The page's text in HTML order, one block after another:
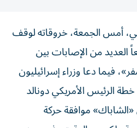
أمس الجمعة، خروقاته لوقف
العديد من الإصابات بين
فيما دعا وزراء إسرائيليون
الرئيس الأمريكي دونالد
موافقة حركة